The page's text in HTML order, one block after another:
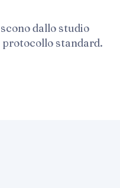
dallo studio
protocollo standard.